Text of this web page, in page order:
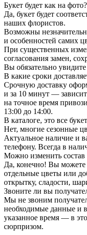
Букет будет как на фото?
Да, букет будет
наших флористов.
Возможны
и особенностей самих
При существенных
согласования замен,
Вы обязательно
В какие сроки
Срочную доставку
и за 10 минут —
на точное время
13:00 до 14:00.
В каталоге, это все
Нет, многие сезонные
Актуальное наличие и
телефону. Всегда в
Можно изменить состав
Да, конечно! Вы можете
отдельные цветы или
открытку, сладости,
Звоните ли вы
Мы не звоним
необходимые данные и
указанное время — в
сюрпризом.